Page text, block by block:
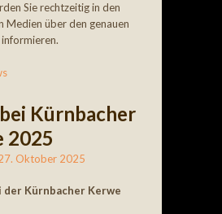
Sie rechtzeitig in den
Medien über den genauen
Kürnbacher
2025
Oktober 2025
der Kürnbacher Kerwe